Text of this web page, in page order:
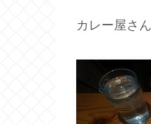
カレー屋さ